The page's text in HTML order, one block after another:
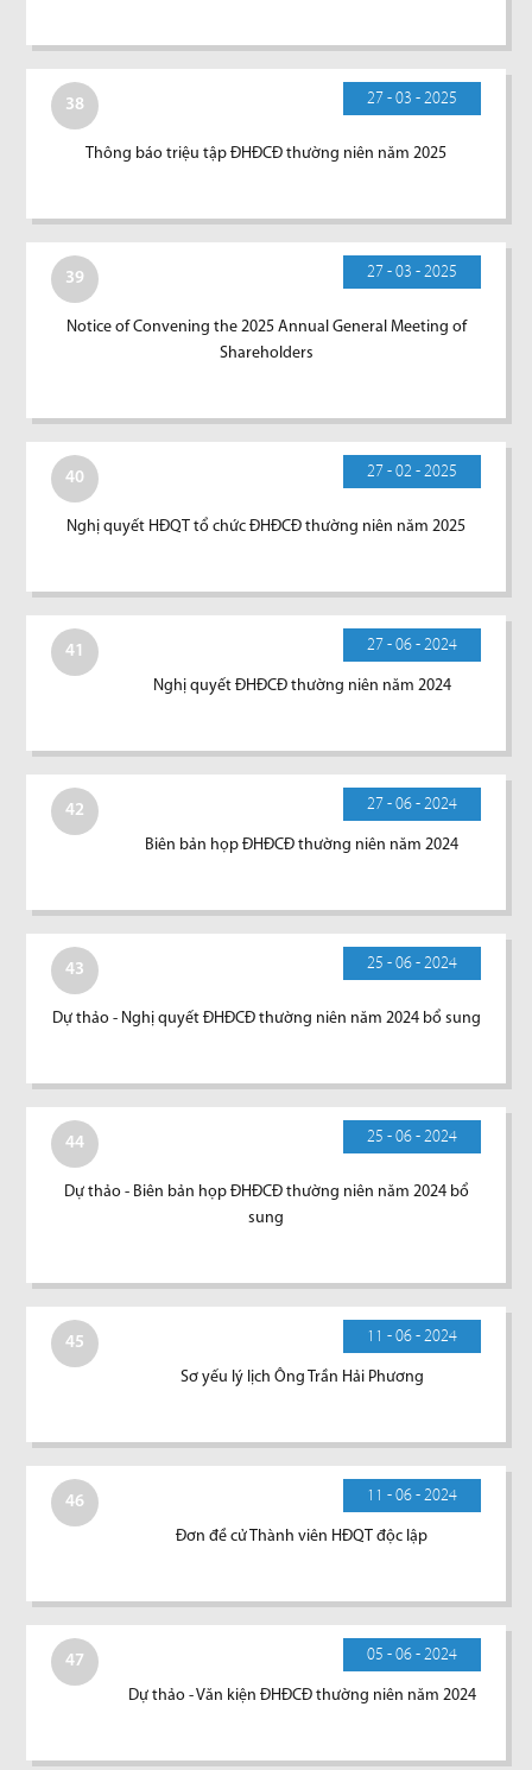
38 27 - 03 - 2025
Thông báo triệu tập ĐHĐCĐ thường niên năm 2025
39 27 - 03 - 2025
Notice of Convening the 2025 Annual General Meeting of
Shareholders
40 27 - 02 - 2025
Nghị quyết HĐQT tổ chức ĐHĐCĐ thường niên năm 2025
41 27 - 06 - 2024
Nghị quyết ĐHĐCĐ thường niên năm 2024
42 27 - 06 - 2024
Biên bản họp ĐHĐCĐ thường niên năm 2024
43 25 - 06 - 2024
Dự thảo - Nghị quyết ĐHĐCĐ thường niên năm 2024 bổ sung
44 25 - 06 - 2024
Dự thảo - Biên bản họp ĐHĐCĐ thường niên năm 2024 bổ
sung
45 11 - 06 - 2024
Sơ yếu lý lịch Ông Trần Hải Phương
46 11 - 06 - 2024
Đơn đề cử Thành viên HĐQT độc lập
47 05 - 06 - 2024
Dự thảo - Văn kiện ĐHĐCĐ thường niên năm 2024